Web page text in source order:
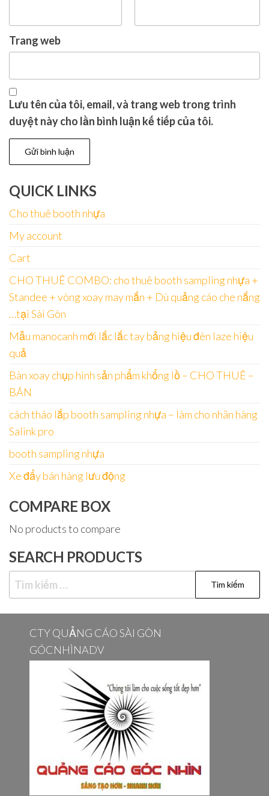
Trang web
Lưu tên của tôi, email, và trang web trong trình
duyệt này cho lần bình luận kế tiếp của tôi.
QUICK LINKS
Cho thuê booth nhựa
My account
Cart
CHO THUÊ COMBO: cho thuê booth sampling nhựa +
Standee + vòng xoay may mắn + Dù quảng cáo che nắng
…tại Sài Gòn
Mẫu manocanh mới lắc lắc tay bảng hiệu đèn laze hiệu
quả
Bàn xoay chụp hình sản phẩm khổng lồ – CHO THUÊ –
BÁN
cách tháo lắp booth sampling nhựa – làm cho nhãn hàng
Salink pro
booth sampling nhựa
Xe đẩy bán hàng lưu động
COMPARE BOX
No products to compare
SEARCH PRODUCTS
Tìm
kiếm
cho:
CTY QUẢNG CÁO SÀI GÒN
GÓCNHÌNADV